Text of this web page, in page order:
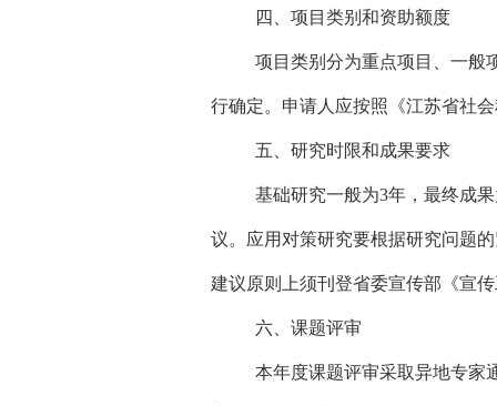
四、项目类别和资助额度
项目类别分为重点项目、一般
行确定。申请人应按照《江苏省社
五、研究时限和成果要求
基础研究一般为3年，最终成
议。应用对策研究要根据研究问题
建议原则上须刊登省委宣传部《宣
六、课题评审
本年度课题评审采取异地专家